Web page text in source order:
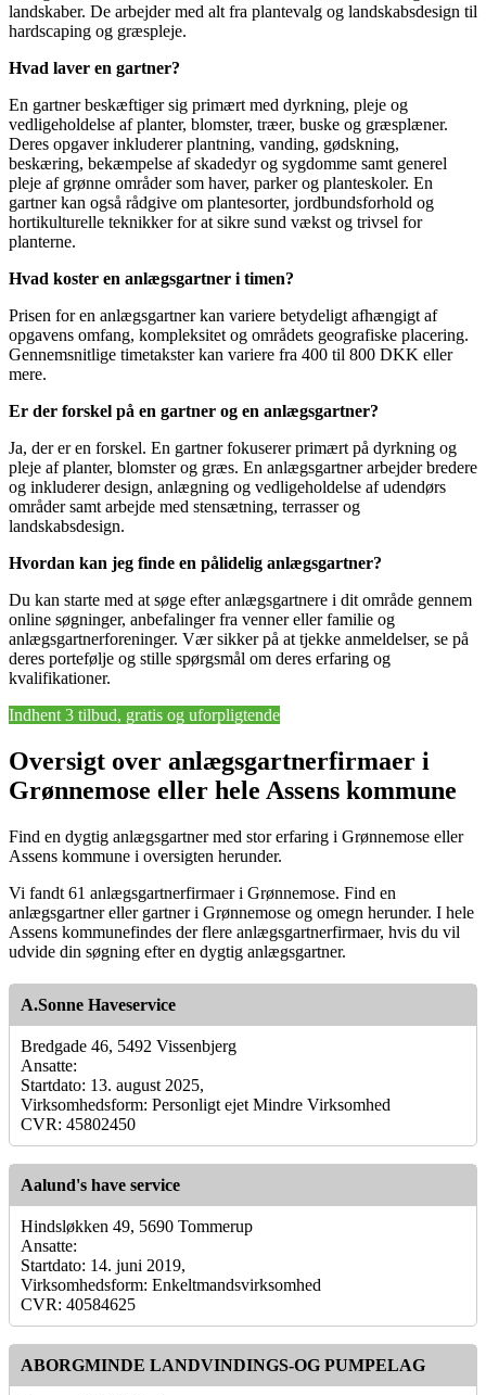
landskaber. De arbejder med alt fra plantevalg og landskabsdesign til
hardscaping og græspleje.
Hvad laver en gartner?
En gartner beskæftiger sig primært med dyrkning, pleje og
vedligeholdelse af planter, blomster, træer, buske og græsplæner.
Deres opgaver inkluderer plantning, vanding, gødskning,
beskæring, bekæmpelse af skadedyr og sygdomme samt generel
pleje af grønne områder som haver, parker og planteskoler. En
gartner kan også rådgive om plantesorter, jordbundsforhold og
hortikulturelle teknikker for at sikre sund vækst og trivsel for
planterne.
Hvad koster en anlægsgartner i timen?
Prisen for en anlægsgartner kan variere betydeligt afhængigt af
opgavens omfang, kompleksitet og områdets geografiske placering.
Gennemsnitlige timetakster kan variere fra 400 til 800 DKK eller
mere.
Er der forskel på en gartner og en anlægsgartner?
Ja, der er en forskel. En gartner fokuserer primært på dyrkning og
pleje af planter, blomster og græs. En anlægsgartner arbejder bredere
og inkluderer design, anlægning og vedligeholdelse af udendørs
områder samt arbejde med stensætning, terrasser og
landskabsdesign.
Hvordan kan jeg finde en pålidelig anlægsgartner?
Du kan starte med at søge efter anlægsgartnere i dit område gennem
online søgninger, anbefalinger fra venner eller familie og
anlægsgartnerforeninger. Vær sikker på at tjekke anmeldelser, se på
deres portefølje og stille spørgsmål om deres erfaring og
kvalifikationer.
Indhent 3 tilbud, gratis og uforpligtende
Oversigt over anlægsgartnerfirmaer i
Grønnemose eller hele Assens kommune
Find en dygtig anlægsgartner med stor erfaring i Grønnemose eller
Assens kommune i oversigten herunder.
Vi fandt 61 anlægsgartnerfirmaer i Grønnemose. Find en
anlægsgartner eller gartner i Grønnemose og omegn herunder. I hele
Assens kommunefindes der flere anlægsgartnerfirmaer, hvis du vil
udvide din søgning efter en dygtig anlægsgartner.
A.Sonne Haveservice
Bredgade 46, 5492 Vissenbjerg
Ansatte:
Startdato: 13. august 2025,
Virksomhedsform: Personligt ejet Mindre Virksomhed
CVR: 45802450
Aalund's have service
Hindsløkken 49, 5690 Tommerup
Ansatte:
Startdato: 14. juni 2019,
Virksomhedsform: Enkeltmandsvirksomhed
CVR: 40584625
ABORGMINDE LANDVINDINGS-OG PUMPELAG